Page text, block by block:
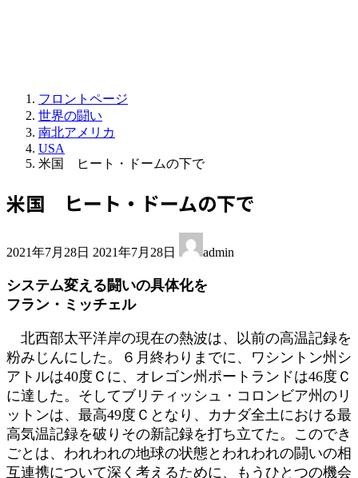
フロントページ
世界の闘い
南北アメリカ
USA
米国 ヒート・ドームの下で
米国 ヒート・ドームの下で
2021年7月28日 終
新
日
:
2021年7月28日 admin
システム変える闘いの具体化を
フラン・ミッチェル
北西部太平洋岸の現在の熱波は、以前の高温記録を
粉みじんにした。６月終わりまでに、ワシントン州シ
アトルは40度Ｃに、オレゴン州ポートランドは46度Ｃ
に達した。そしてブリティッシュ・コロンビア州のリ
ットンは、最高49度Ｃとなり、カナダ全土における最
高気温記録を破りその新記録を打ち立てた。このでき
ごとは、われわれの地球の状態とわれわれの闘いの相
互連携について深く考えるために、もうひとつの機会